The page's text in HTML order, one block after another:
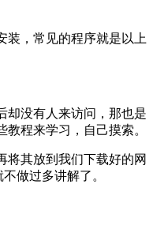
装，常见的程序就是以上
却没有人来访问，那也是
程来学习，自己摸索。
将其放到我们下载好的网
做过多讲解了。